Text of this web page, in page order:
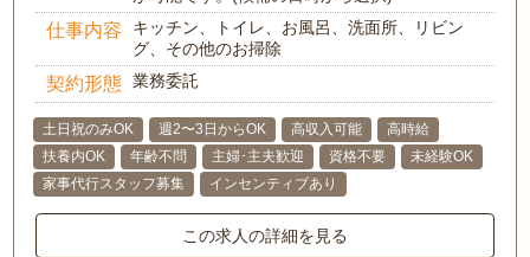
仕事内容
キッチン、トイレ、お風呂、洗面所、リビン
グ、その他のお掃除
契約形態 業務委託
土日祝のみOK 週2〜3日からOK 高収入可能
高時給
扶養内OK
年齢不問 主婦･主夫歓迎 資格不要
未経験OK
家事代行スタッフ募集
インセンティブあり
この求人の詳細を見る